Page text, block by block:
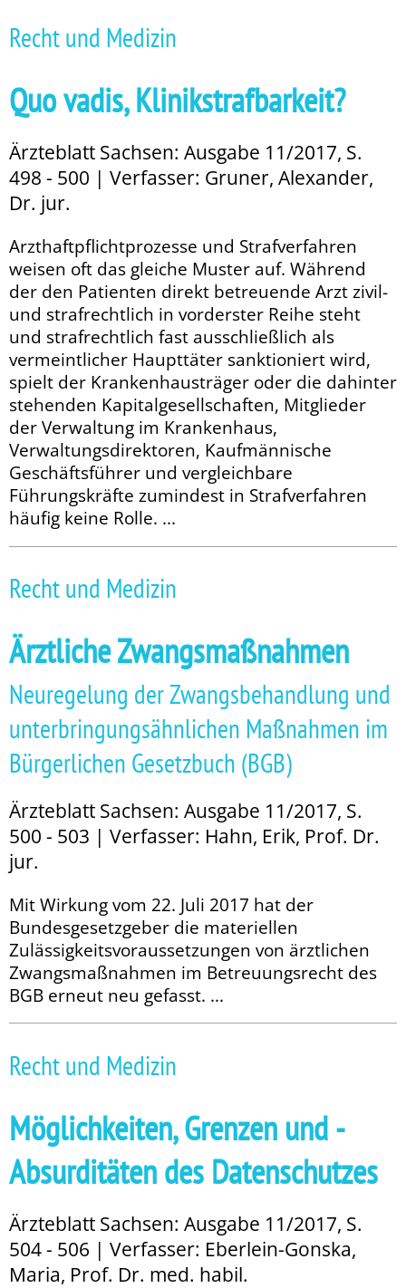
Recht und Medizin
Quo vadis, Klinikstrafbarkeit?
Ärzteblatt Sachsen: Ausgabe 11/2017, S.
498 - 500 | Verfasser: Gruner, Alexander,
Dr. jur.
Arzthaftpflichtprozesse und Strafverfahren
weisen oft das gleiche Muster auf. Während
der den Patienten direkt betreuende Arzt zivil-
und strafrechtlich in vorderster Reihe steht
und strafrechtlich fast ausschließlich als
vermeintlicher Haupttäter sanktioniert wird,
spielt der Krankenhausträger oder die dahinter
stehenden Kapitalgesellschaften, Mit­glieder
der Verwaltung im Krankenhaus,
Verwaltungsdirektoren, Kaufmännische
Geschäftsführer und vergleichbare
Führungskräfte zumindest in Strafverfahren
häufig keine Rolle. ...
Recht und Medizin
Ärztliche Zwangsmaßnahmen
Neuregelung der Zwangsbehandlung und
unterbringungsähnlichen Maßnahmen im
Bürgerli­chen Gesetzbuch (BGB)
Ärzteblatt Sachsen: Ausgabe 11/2017, S.
500 - 503 | Verfasser: Hahn, Erik, Prof. Dr.
jur.
Mit Wirkung vom 22. Juli 2017 hat der
Bundesgesetzgeber die materiellen
Zulässigkeitsvoraussetzungen von ärztlichen
Zwangsmaßnahmen im Betreuungsrecht des
BGB erneut neu gefasst. ...
Recht und Medizin
Möglichkeiten, ­Grenzen und ­
Absurditäten des Datenschutzes
Ärzteblatt Sachsen: Ausgabe 11/2017, S.
504 - 506 | Verfasser: Eberlein-Gonska,
Maria, Prof. Dr. med. habil.